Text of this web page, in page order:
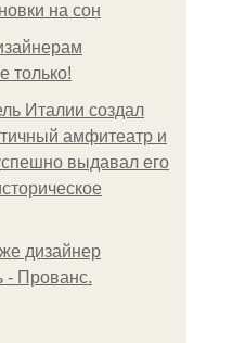
на сон
только!
Италии создал
амфитеатр и
выдавал его
дизайнер
- Прованс.